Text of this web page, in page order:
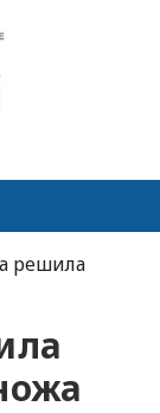
решила